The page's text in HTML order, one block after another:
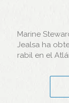
Marine
Jealsa ha
rabil en el